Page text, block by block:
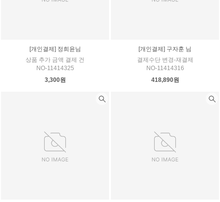
[개인결제] 정희윤님
상품 추가 금액 결제 건
NO-11414325
3,300원
[개인결제] 구자훈 님
결제수단 변경-재결제
NO-11414316
418,890원